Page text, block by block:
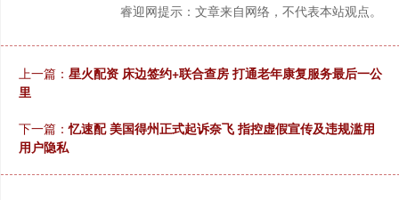
睿迎网提示：文章来自网络，不代表本站观点。
上一篇： 星火配资 床边签约+联合查房 打通老年康复服务最后一公
里
下一篇：忆速配 美国得州正式起诉奈飞 指控虚假宣传及违规滥用
用户隐私